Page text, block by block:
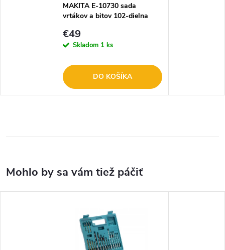
MAKITA E-10730 sada
vrtákov a bitov 102-dielna
€49
Skladom 1 ks
DO KOŠÍKA